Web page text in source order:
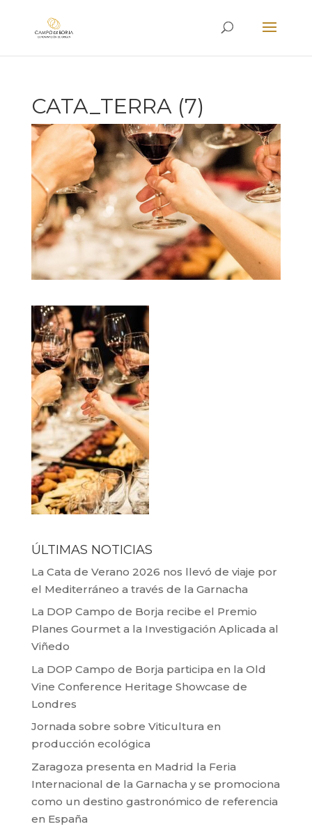
CATA_TERRA (7)
ÚLTIMAS NOTICIAS
La Cata de Verano 2026 nos llevó de viaje por
el Mediterráneo a través de la Garnacha
La DOP Campo de Borja recibe el Premio
Planes Gourmet a la Investigación Aplicada al
Viñedo
La DOP Campo de Borja participa en la Old
Vine Conference Heritage Showcase de
Londres
Jornada sobre sobre Viticultura en
producción ecológica
Zaragoza presenta en Madrid la Feria
Internacional de la Garnacha y se promociona
como un destino gastronómico de referencia
en España